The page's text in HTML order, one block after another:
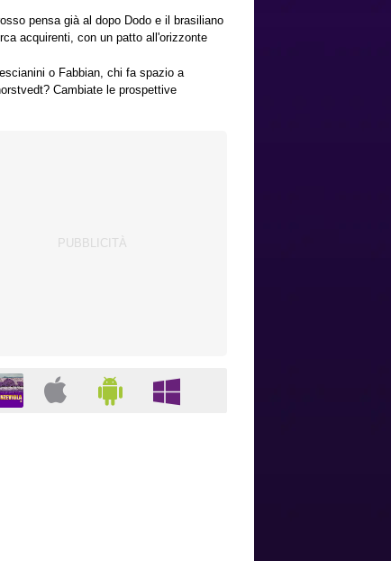
pensa già al dopo Dodo e il brasiliano
acquirenti, con un patto all'orizzonte
o Fabbian, chi fa spazio a
Cambiate le prospettive